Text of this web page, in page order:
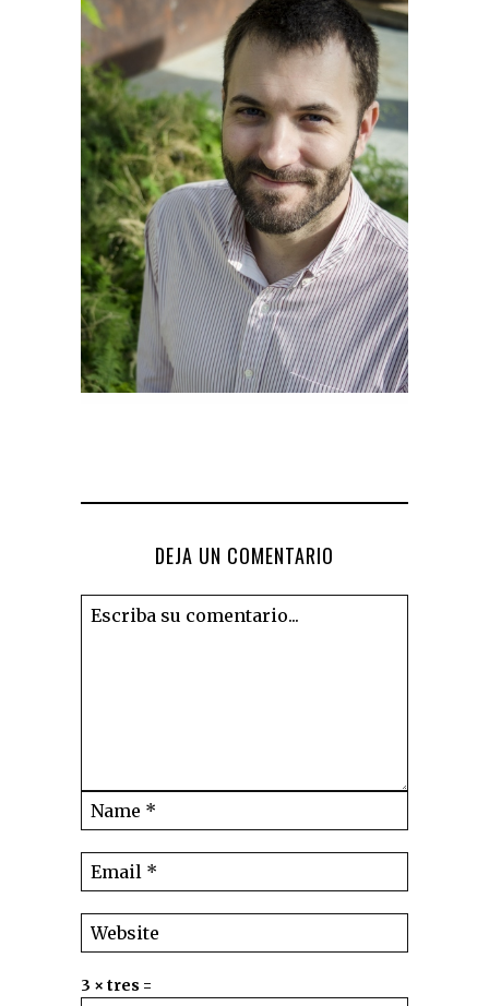
DEJA UN COMENTARIO
3 × tres =